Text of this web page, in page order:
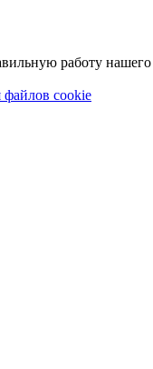
работу нашего
файлов cookie